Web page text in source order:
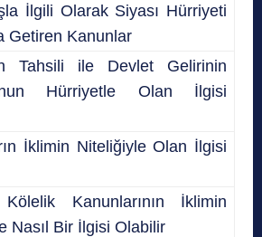
İlgili Olarak Siyası Hürriyeti
Getiren Kanunlar
Tahsili ile Devlet Gelirinin
Hürriyetle Olan İlgisi
İklimin Niteliğiyle Olan İlgisi
Kanunlarının İklimin
Nasıl Bir İlgisi Olabilir